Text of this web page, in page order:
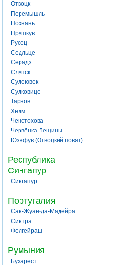
Отвоцк
Перемышль
Познань
Прушкув
Русец
Седльце
Серадз
Слупск
Сулеювек
Сулковице
Тарнов
Хелм
Ченстохова
Червёнка-Лещины
Юзефув (Отвоцкий повят)
Республика
Сингапур
Сингапур
Португалия
Сан-Жуан-да-Мадейра
Синтра
Фелгейраш
Румыния
Бухарест